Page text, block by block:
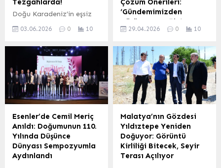
Tezgahlarda!
Doğu Karadeniz’in eşsiz
ardından toprağın
filizleri de uyanıyor. Yılın
ilk ve en özel hasadı olan
‘Mayıs Çayı’, tazeliği, eşsiz
aroması ve yüksek besin
değeriyle çay severlerin
beğenisine sunuldu. Peki,
bu özel çayı diğerlerinden
ayıran özellikler nelerdir?
Mayıs Çayı Nedir? Mayıs
çayı, Doğu Karadeniz’in
sarp yamaçlarında,...
03.06.2026 0 10
Çözüm Önerileri:
‘Gündemimizden
Düşürmeyeceğiz’
Sağlık-Sen Üniversite
hastanelerinde yaşanan
sorunları masaya
yatırmak üzere Ankara’da
kapsamlı bir
değerlendirme toplantısı
düzenledi. Toplantıya,
Sağlık-Sen Genel Başkanı
Mahmut Faruk Doğan,
Genel Sekreter Durali Baki,
Genel Başkan Yardımcıları
İdris Baykan ve Mustafa
Irgatoğlu ile Türkiye
29.04.2026 0 10
Esenler’de Cemil Meriç
Anıldı: Doğumunun 110.
Yılında Düşünce
Dünyası Sempozyumla
Aydınlandı
Malatya’nın Gözdesi
Yıldıztepe Yeniden
Doğuyor: Görüntü
Kirliliği Bitecek, Seyir
Terası Açılıyor